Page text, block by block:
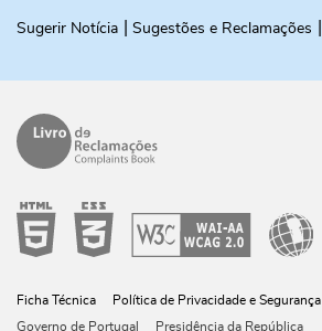
Sugerir Notícia Sugestões e Reclamações
Ficha Técnica
Política de Privacidade e Segurança
Governo de Portugal
Presidência da República